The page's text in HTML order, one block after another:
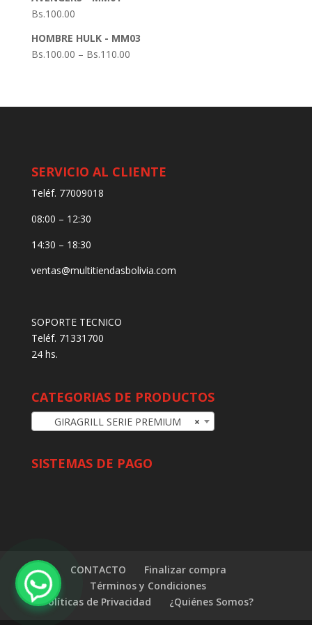
Bs.100.00
HOMBRE HULK - MM03
Bs.100.00 – Bs.110.00
SERVICIO AL CLIENTE
Teléf. 77009018
08:00 – 12:30
14:30 – 18:30
ventas@multitiendasbolivia.com
SOPORTE TECNICO
Teléf. 71331700
24 hs.
CATEGORIAS DE PRODUCTOS
×
GIRAGRILL SERIE PREMIUM
SISTEMAS DE PAGO
CONTACTO
Finalizar compra
Términos y Condiciones
Políticas de Privacidad
¿Quiénes Somos?